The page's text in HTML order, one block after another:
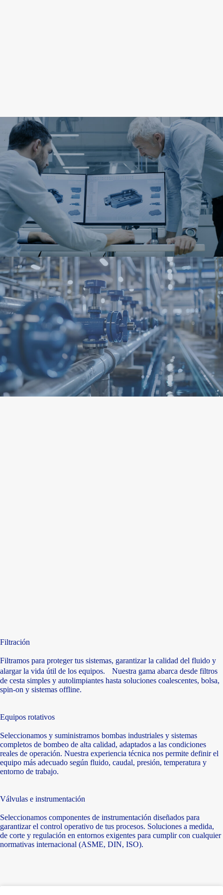
Filtración
Filtramos para proteger tus sistemas, garantizar la calidad del fluido y
alargar la vida útil de los equipos. Nuestra gama abarca desde filtros
de cesta simples y autolimpiantes hasta soluciones coalescentes, bolsa,
spin-on y sistemas offline.
Equipos rotativos
Seleccionamos y suministramos bombas industriales y sistemas
completos de bombeo de alta calidad, adaptados a las condiciones
reales de operación. Nuestra experiencia técnica nos permite definir el
equipo más adecuado según fluido, caudal, presión, temperatura y
entorno de trabajo.
Válvulas e instrumentación
Seleccionamos componentes de instrumentación diseñados para
garantizar el control operativo de tus procesos. Soluciones a medida,
de corte y regulación en entornos exigentes para cumplir con cualquier
normativas internacional (ASME, DIN, ISO).